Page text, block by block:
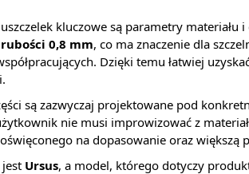
kluczowe są parametry materiału
0,8 mm, co ma znaczenie dla
Dzięki temu łatwiej
są zazwyczaj projektowane pod
nie musi improwizować z
na dopasowanie oraz większą
Ursus, a model, którego dotyczy